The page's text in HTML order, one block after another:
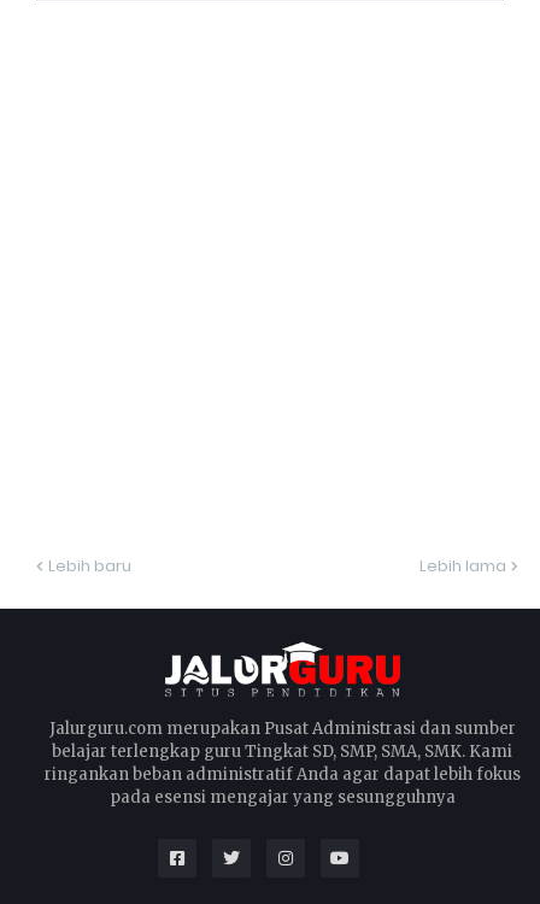
Lebih baru Lebih lama
Jalurguru.com merupakan Pusat Administrasi dan sumber
belajar terlengkap guru Tingkat SD, SMP, SMA, SMK. Kami
ringankan beban administratif Anda agar dapat lebih fokus
pada esensi mengajar yang sesungguhnya